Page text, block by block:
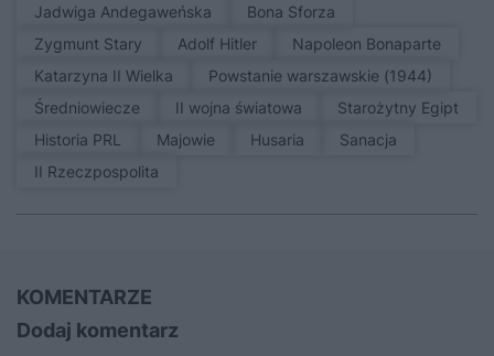
Jadwiga Andegaweńska
Bona Sforza
Zygmunt Stary
Adolf Hitler
Napoleon Bonaparte
Katarzyna II Wielka
Powstanie warszawskie (1944)
średniowiecze
II wojna światowa
Starożytny Egipt
Historia PRL
Majowie Husaria
sanacja
II Rzeczpospolita
KOMENTARZE
Dodaj komentarz